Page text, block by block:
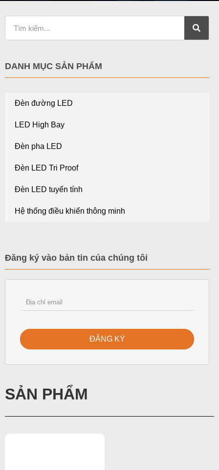
DANH MỤC SẢN PHẨM
Đèn đường LED
LED High Bay
Đèn pha LED
Đèn LED Tri Proof
Đèn LED tuyến tính
Hệ thống điều khiển thông minh
Đăng ký vào bản tin của chúng tôi
ĐĂNG KÝ
SẢN PHẨM